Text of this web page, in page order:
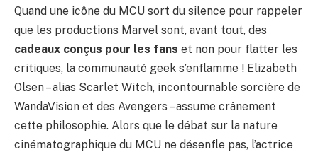
Quand une icône du MCU sort du silence pour rappeler
que les productions Marvel sont, avant tout, des
cadeaux conçus pour les fans et non pour flatter les
critiques, la communauté geek s’enflamme ! Elizabeth
Olsen – alias Scarlet Witch, incontournable sorcière de
WandaVision et des Avengers – assume crânement
cette philosophie. Alors que le débat sur la nature
cinématographique du MCU ne désenfle pas, l’actrice